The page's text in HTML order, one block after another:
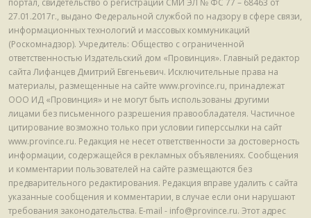
портал, свидетельство о регистрации СМИ ЭЛ № ФС 77 – 68463 от
27.01.2017г., выдано Федеральной службой по надзору в сфере связи,
информационных технологий и массовых коммуникаций
(Роскомнадзор). Учредитель: Общество с ограниченной
ответственностью Издательский дом «Провинция». Главный редактор
сайта Лифанцев Дмитрий Евгеньевич. Исключительные права на
материалы, размещенные на сайте www.province.ru, принадлежат
ООО ИД «Провинция» и не могут быть использованы другими
лицами без письменного разрешения правообладателя. Частичное
цитирование возможно только при условии гиперссылки на сайт
www.province.ru. Редакция не несет ответственности за достоверность
информации, содержащейся в рекламных объявлениях. Сообщения
и комментарии пользователей на сайте размещаются без
предварительного редактирования. Редакция вправе удалить с сайта
указанные сообщения и комментарии, в случае если они нарушают
требования законодательства. E-mail - info@province.ru. Этот адрес